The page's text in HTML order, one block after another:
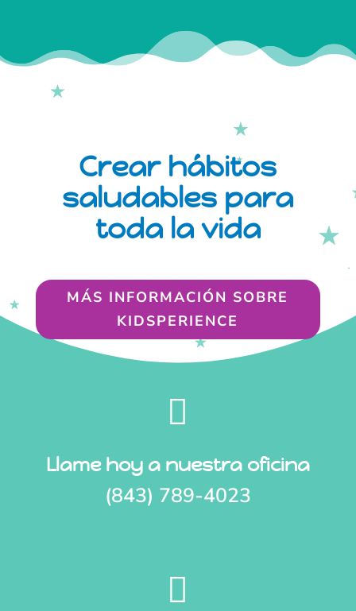
Crear hábitos
saludables para
toda la vida
MÁS INFORMACIÓN SOBRE
KIDSPERIENCE

Llame hoy a nuestra oficina
(843) 789-4023
